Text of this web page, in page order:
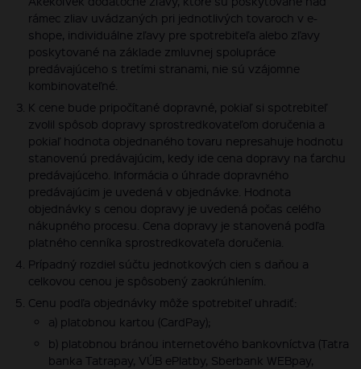
rámec zliav uvádzaných pri jednotlivých tovaroch v e-
shope, individuálne zľavy pre spotrebiteľa alebo zľavy
poskytované na základe zmluvnej spolupráce
predávajúceho s tretími stranami, nie sú vzájomne
kombinovateľné.
K cene bude pripočítané dopravné, pokiaľ si spotrebiteľ
zvolil spôsob dopravy sprostredkovateľom doručenia a
pokiaľ hodnota objednaného tovaru nepresahuje hodnotu
stanovenú predávajúcim, kedy ide cena dopravy na ťarchu
predávajúceho. Informácia o úhrade dopravného
predávajúcim je uvedená v objednávke. Hodnota
objednávky s cenou dopravy je uvedená počas celého
nákupného procesu. Cena dopravy je stanovená podľa
platného cenníka sprostredkovateľa doručenia.
Prípadný rozdiel súčtu jednotkových cien s daňou a
celkovou cenou je spôsobený zaokrúhlením.
Cenu podľa objednávky môže spotrebiteľ uhradiť:
a) platobnou kartou (CardPay);
b) platobnou bránou internetového bankovníctva (Tatra
banka Tatrapay, VÚB ePlatby, Sberbank WEBpay,